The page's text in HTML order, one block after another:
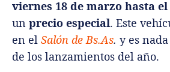
viernes 18 de marzo hasta
un precio especial. Este
en el Salón de Bs.As. y es
de los lanzamientos del año.